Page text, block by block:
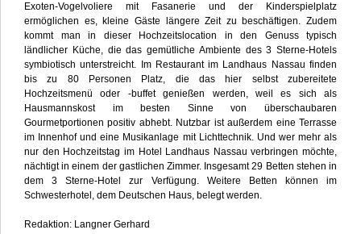
Exoten-Vogelvoliere mit Fasanerie und der Kinderspielplatz
ermöglichen es, kleine Gäste längere Zeit zu beschäftigen. Zudem
kommt man in dieser Hochzeitslocation in den Genuss typisch
ländlicher Küche, die das gemütliche Ambiente des 3 Sterne-Hotels
symbiotisch unterstreicht. Im Restaurant im Landhaus Nassau finden
bis zu 80 Personen Platz, die das hier selbst zubereitete
Hochzeitsmenü oder -buffet genießen werden, weil es sich als
Hausmannskost im besten Sinne von überschaubaren
Gourmetportionen positiv abhebt. Nutzbar ist außerdem eine Terrasse
im Innenhof und eine Musikanlage mit Lichttechnik. Und wer mehr als
nur den Hochzeitstag im Hotel Landhaus Nassau verbringen möchte,
nächtigt in einem der gastlichen Zimmer. Insgesamt 29 Betten stehen in
dem 3 Sterne-Hotel zur Verfügung. Weitere Betten können im
Schwesterhotel, dem Deutschen Haus, belegt werden.
Redaktion: Langner Gerhard